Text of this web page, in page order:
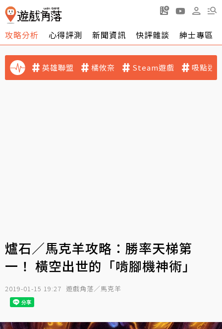
攻略分析 心得評測 新聞資訊 快評雜談 紳士專區
英雄聯盟 橘攸奈 Steam遊戲 吸點迷
爐石／馬克羊攻略：勝率天梯第
一！ 橫空出世的「啃腳機神術」
2019-01-15 19:27 遊戲角落／馬克羊